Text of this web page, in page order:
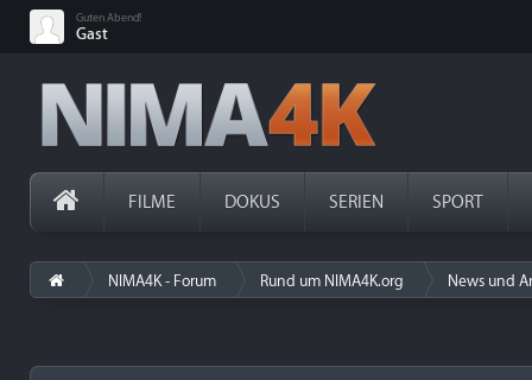
Guten Abend!
Gast
FILME DOKUS SERIEN SPORT
NIMA4K - Forum Rund um NIMA4K.org News und